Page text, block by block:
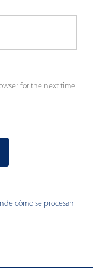
for the next time
cómo se procesan